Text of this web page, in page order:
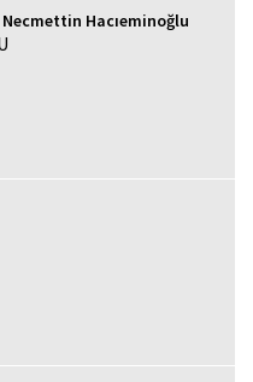
Hacıeminoğlu